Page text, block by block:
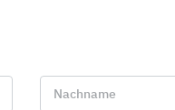
Nachname